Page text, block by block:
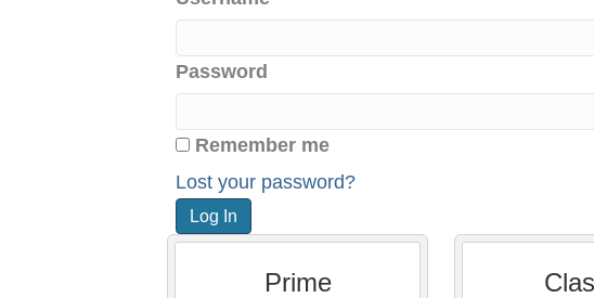
Password
Remember me
Lost your password?
Prime